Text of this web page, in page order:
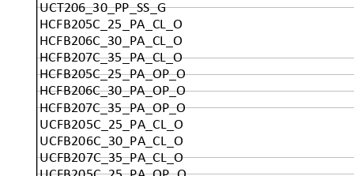
UCT206_30_PP_SS_G
HCFB205C_25_PA_CL_O
HCFB206C_30_PA_CL_O
HCFB207C_35_PA_CL_O
HCFB205C_25_PA_OP_O
HCFB206C_30_PA_OP_O
HCFB207C_35_PA_OP_O
UCFB205C_25_PA_CL_O
UCFB206C_30_PA_CL_O
UCFB207C_35_PA_CL_O